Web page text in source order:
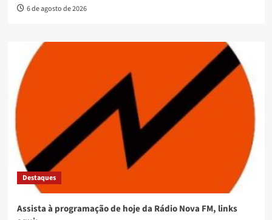
6 de agosto de 2026
Destaques
Assista à programação de hoje da Rádio Nova FM, links